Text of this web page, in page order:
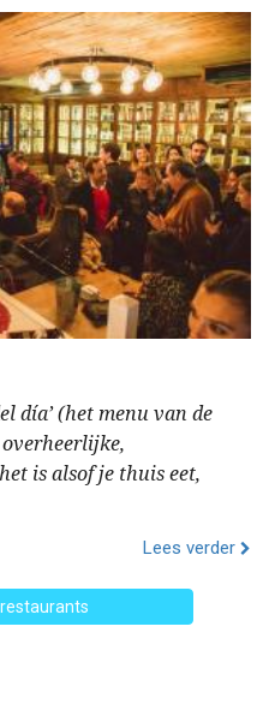
día’ (het menu van de
is alsof je thuis eet,
Lees verder